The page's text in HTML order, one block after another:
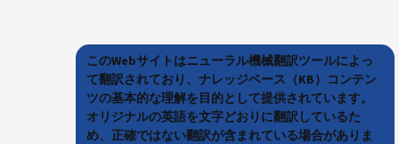
このWebサイトはニューラル機械翻訳ツールによっ
て翻訳されており、ナレッジベース（KB）コンテン
ツの基本的な理解を目的として提供されています。
オリジナルの英語を文字どおりに翻訳しているた
め、正確ではない翻訳が含まれている場合がありま